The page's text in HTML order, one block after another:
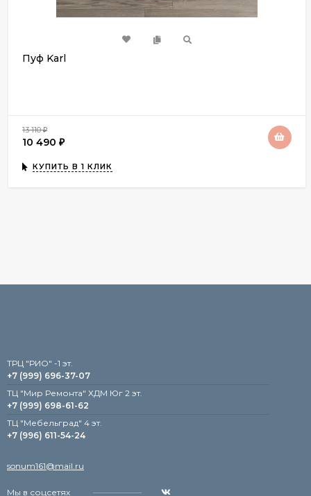
Пуф Karl
13 110₽
10 490 ₽
КУПИТЬ В 1 КЛИК
TРЦ "РИО" -1 эт.
+7 (999) 696-37-07
ТЦ "Мир Ремонта" ХДМ Юг 2 эт.
+7 (999) 698-61-62
TЦ "Мебельград" 4 эт.
+7 (996) 611-54-24
sonum161@mail.ru
Мы в соцсетях